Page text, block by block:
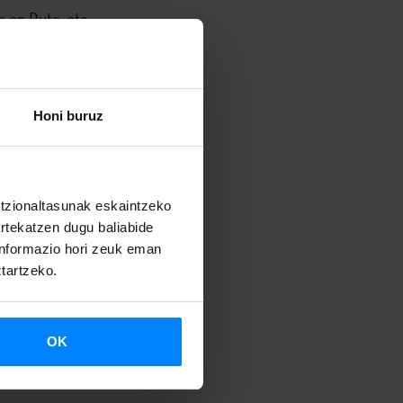
Honi buruz
eskaintzeko
dugu baliabide
hori zeuk eman
OK
en Ruta, eta
euskal
ekarri